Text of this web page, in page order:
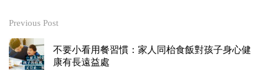
Previous Post
不要小看用餐習慣：家人同枱食飯對孩子身心健
康有長遠益處